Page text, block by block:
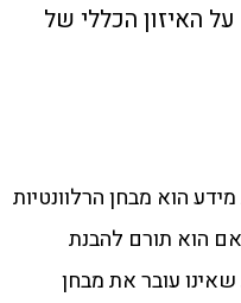
האיזון הכללי של
הוא מבחן הרלוונטיות
הוא תורם להבנת
עובר את מבחן